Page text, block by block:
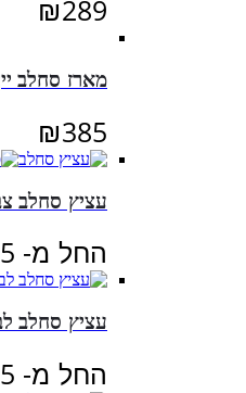
₪289
מארז סחלב
₪385
עציץ סחלב
החל מ-
עציץ סחלב
החל מ-